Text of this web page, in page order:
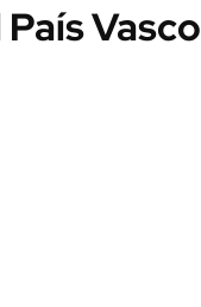
Vasco